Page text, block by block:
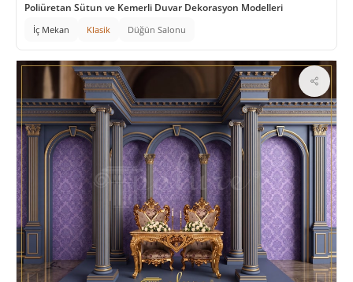
Poliüretan Sütun ve Kemerli Duvar Dekorasyon Modelleri
İç Mekan Klasik Düğün Salonu